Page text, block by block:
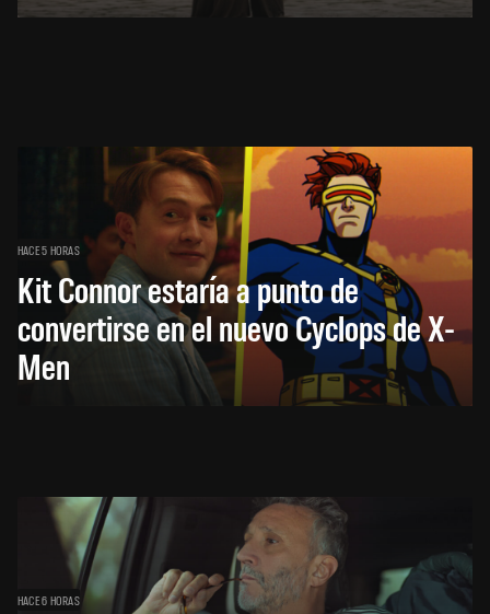
HACE 5 HORAS
Kit Connor estaría a punto de
convertirse en el nuevo Cyclops de X-
Men
HACE 6 HORAS